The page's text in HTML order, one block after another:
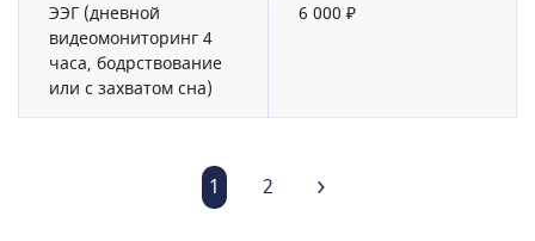
ЭЭГ (дневной
видеомониторинг 4
часа, бодрствование
или с захватом сна)
6 000 ₽
1 2